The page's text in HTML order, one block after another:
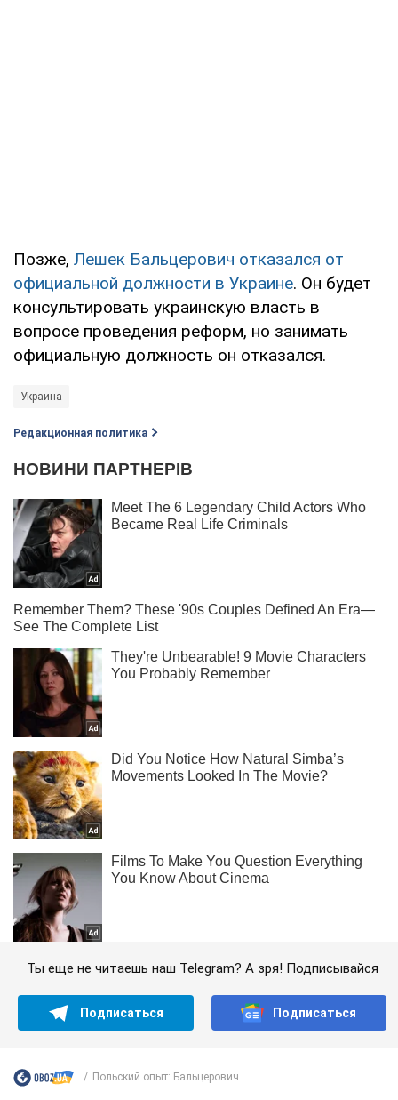
Позже, Лешек Бальцерович отказался от
официальной должности в Украине. Он будет
консультировать украинскую власть в
вопросе проведения реформ, но занимать
официальную должность он отказался.
Украина
Редакционная политика
Ты еще не читаешь наш Telegram? А зря! Подписывайся
Подписаться Подписаться
Польский опыт: Бальцерович...